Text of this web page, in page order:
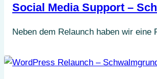
Social Media Support –
Neben dem Relaunch haben wir